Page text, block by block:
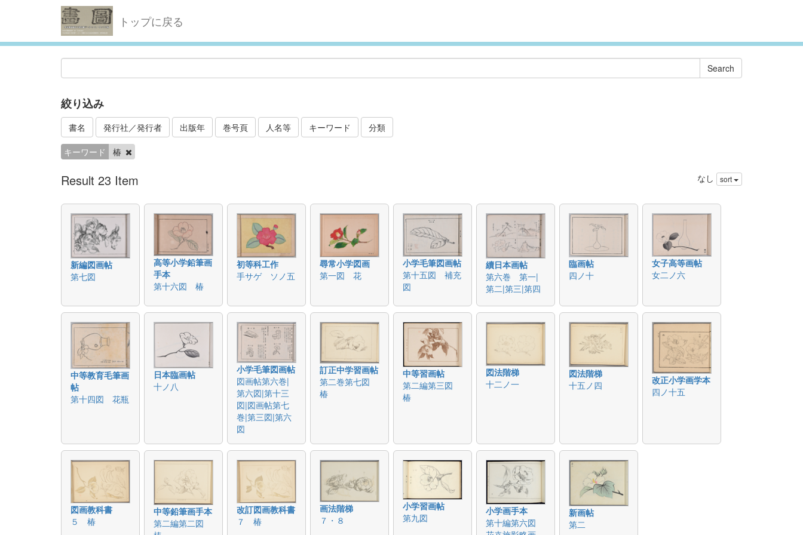
トップに戻る
絞り込み
書名 発行社／発行者 出版年 巻号頁 人名等 キーワード 分類
キーワード 椿
Result 23 Item なし sort
新編図画帖
第七図
高等小学鉛筆画
手本
第十六図 椿
初等科工作
手サゲ ソノ五
尋常小学図画
第一図 花
小学毛筆図画帖
第十五図 補充
図
續日本画帖
第六巻 第一|
第二|第三|第四
臨画帖
四ノ十
女子高等画帖
女二ノ六
中等教育毛筆画
帖
第十四図 花瓶
日本臨画帖
十ノ八
小学毛筆図画帖
図画帖第六巻|
第六図|第十三
図|図画帖第七
巻|第三図|第六
図
訂正中学習画帖
第二巻第七図
椿
中等習画帖
第二編第三図
椿
図法階梯
十二ノ一
図法階梯
十五ノ四
改正小学画学本
四ノ十五
図画教科書
５ 椿
中等鉛筆画手本
第二編第二図
改訂図画教科書
７ 椿
画法階梯
７・８
小学習画帖
第九図
小学画手本
第十編第六図
新画帖
第二